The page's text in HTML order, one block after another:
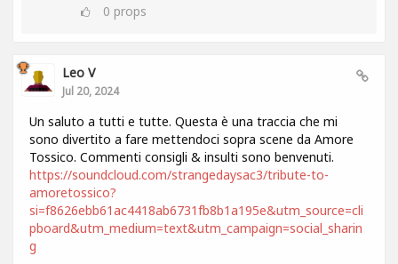
0 props
Leo V
Jul 20, 2024
Un saluto a tutti e tutte. Questa è una traccia che mi
sono divertito a fare mettendoci sopra scene da Amore
Tossico. Commenti consigli & insulti sono benvenuti.
https://soundcloud.com/strangedaysac3/tribute-to-
amoretossico?
si=f8626ebb61ac4418ab6731fb8b1a195e&utm_source=cli
pboard&utm_medium=text&utm_campaign=social_sharin
g